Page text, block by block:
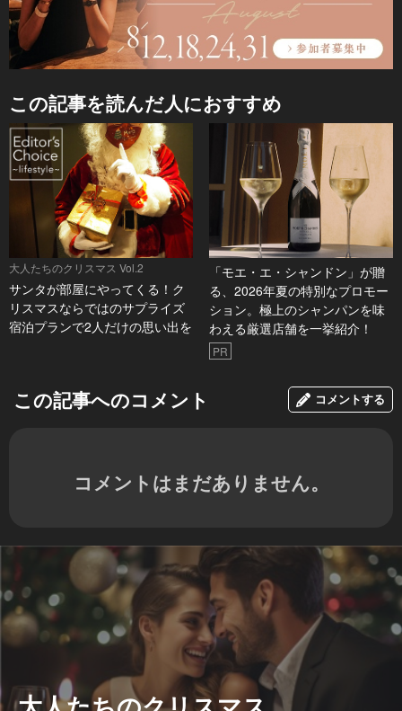
この記事を読んだ人におすすめ
大人たちのクリスマス Vol.2
サンタが部屋にやってくる！ク
リスマスならではのサプライズ
宿泊プランで2人だけの思い出を
「モエ・エ・シャンドン」が贈
る、2026年夏の特別なプロモー
ション。極上のシャンパンを味
わえる厳選店舗を一挙紹介！
PR
この記事へのコメント コメントする
コメントはまだありません。